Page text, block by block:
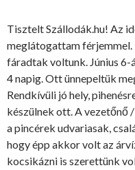
Tisztelt Szállodák.hu! Az
meglátogattam
fáradtak voltunk. Június 6-
4 napig. Ott ünnepeltük
Rendkívüli jó hely,
készülnek ott. A vezetőnő
a pincérek udvariasak,
hogy épp akkor volt az
kocsikázni is szerettünk